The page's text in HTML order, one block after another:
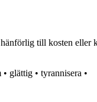
till kosten eller
• glättig • tyrannisera •